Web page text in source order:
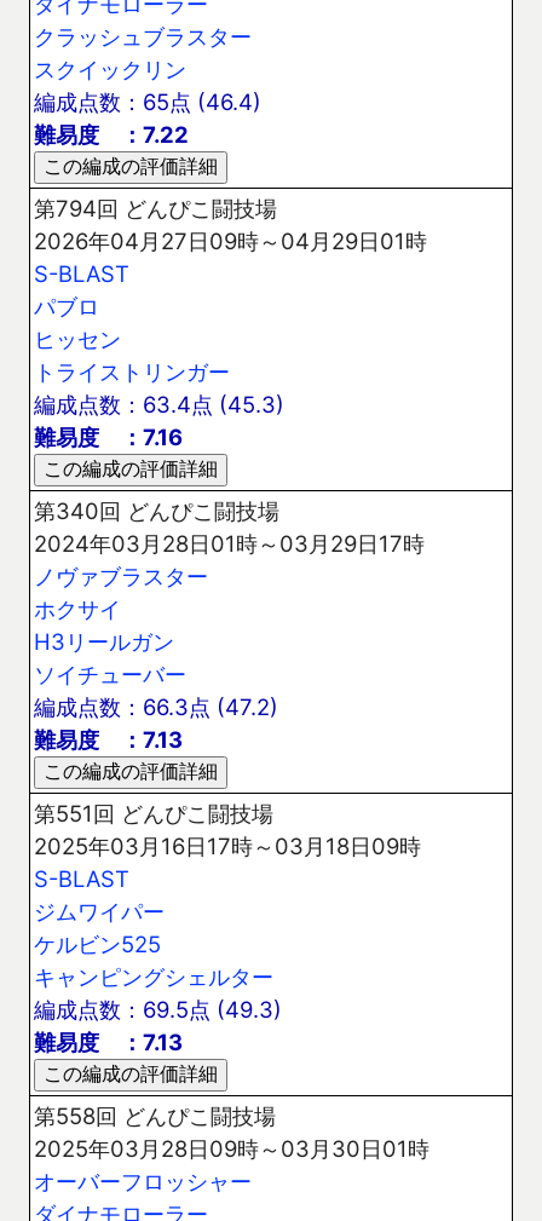
クラッシュブラスター
スクイックリン
編成点数：65点 (46.4)
難易度 ：7.22
第794回 どんぴこ闘技場
2026年04月27日09時～04月29日01時
S-BLAST
パブロ
ヒッセン
トライストリンガー
編成点数：63.4点 (45.3)
難易度 ：7.16
第340回 どんぴこ闘技場
2024年03月28日01時～03月29日17時
ノヴァブラスター
ホクサイ
H3リールガン
ソイチューバー
編成点数：66.3点 (47.2)
難易度 ：7.13
第551回 どんぴこ闘技場
2025年03月16日17時～03月18日09時
S-BLAST
ジムワイパー
ケルビン525
キャンピングシェルター
編成点数：69.5点 (49.3)
難易度 ：7.13
第558回 どんぴこ闘技場
2025年03月28日09時～03月30日01時
オーバーフロッシャー
ダイナモローラー